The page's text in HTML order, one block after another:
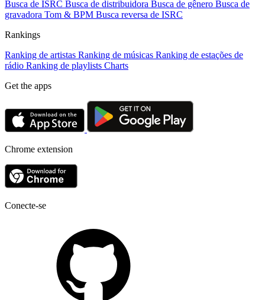
Busca de ISRC Busca de distribuidora Busca de gênero Busca de
gravadora Tom & BPM Busca reversa de ISRC
Rankings
Ranking de artistas Ranking de músicas Ranking de estações de
rádio Ranking de playlists Charts
Get the apps
Chrome extension
Conecte-se